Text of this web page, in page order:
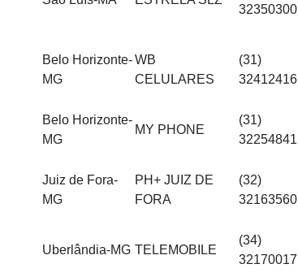
32350300
Belo Horizonte-
MG
WB
CELULARES
(31)
32412416
Belo Horizonte-
MG
MY PHONE
(31)
32254841
Juiz de Fora-
MG
PH+ JUIZ DE
FORA
(32)
32163560
Uberlândia-MG TELEMOBILE
(34)
32170017